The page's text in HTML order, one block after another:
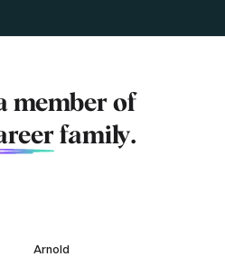
member of
family.
Arnold